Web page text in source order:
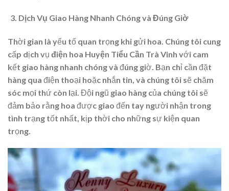
Dịch Vụ Giao Hàng Nhanh Chóng và Đúng Giờ
Thời gian là yếu tố quan trọng khi gửi hoa. Chúng tôi cung
cấp dịch vụ điện hoa Huyện Tiểu Cần Trà Vinh với cam
kết giao hàng nhanh chóng và đúng giờ. Bạn chỉ cần đặt
hàng qua điện thoại hoặc nhắn tin, và chúng tôi sẽ chăm
sóc mọi thứ còn lại. Đội ngũ giao hàng của chúng tôi sẽ
đảm bảo rằng hoa được giao đến tay người nhận trong
tình trạng tốt nhất, kịp thời cho những sự kiện quan
trọng.